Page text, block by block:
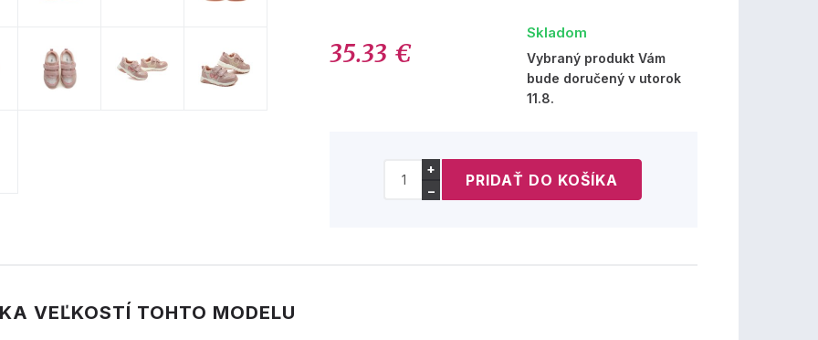
35.33 €
Skladom
Vybraný produkt Vám
bude doručený v utorok
11.8.
+
−
VEĽKOSTÍ TOHTO MODELU